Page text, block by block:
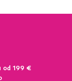
od 199 €